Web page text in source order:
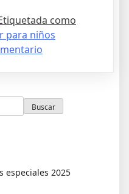
como
para niños
Buscar
especiales 2025